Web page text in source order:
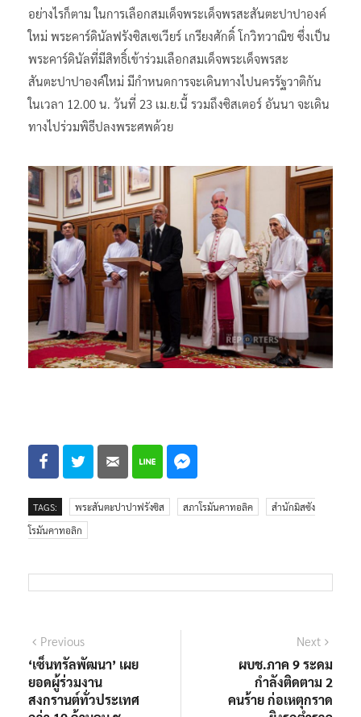
อย่างไรก็ตาม ในการเลือกสมเด็จพระเด็จพรสะสันตะปาปาองค์
ใหม่ พระคาร์ดินัลฟรังซิสเซเวียร์ เกรียงศักดิ์ โกวิทวาณิช ซึ่งเป็น
พระคาร์ดินัลที่มีสิทธิ์เข้าร่วมเลือกสมเด็จพระเด็จพรสะ
สันตะปาปาองค์ใหม่ มีกำหนดการจะเดินทางไปนครรัฐวาติกัน
ในเวลา 12.00 น. วันที่ 23 เม.ย.นี้ รวมถึงซิสเตอร์ อันนา จะเดิน
ทางไปร่วมพิธีปลงพระศพด้วย
TAGS: พระสันตะปาปาฟรังซิส สภาโรมันคาทอลิค
สำนักมิสซัง
โรมันคาทอลิก
แนะแนว
เรื่อง
PreviousPrevious
post:
‘เซ็นทรัลพัฒนา’ เผย
ยอดผู้ร่วมงาน
สงกรานต์ทั่วประเทศ
Next
ผบช.ภาค 9 ระดม
กำลังติดตาม 2
คนร้าย ก่อเหตุกราด